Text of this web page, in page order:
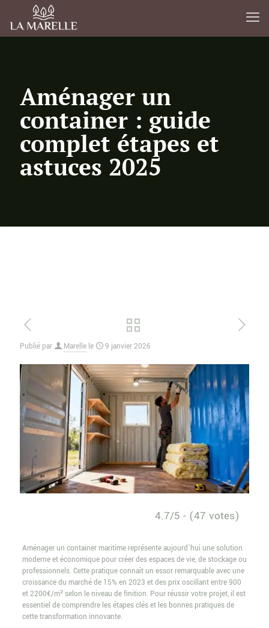
Aménager un
container : guide
complet étapes et
astuces 2025
Publié par Marelle le 9 janvier 2026
4.7/5 - (47 votes)
Aménager un container maritime représente aujourd’hui une solution
moderne et économique pour créer des espaces de vie, de stockage ou
professionnels. Cette pratique connaît un essor remarquable avec une
croissance du marché de 15% en 2023 et des prix oscillant entre 900
et 2200€/m² selon le niveau de finition. Pour réussir votre projet, il est
essentiel de comprendre les étapes clés et les bonnes pratiques de
cette transformation innovante.